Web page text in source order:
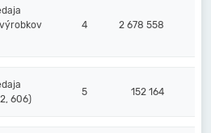
4 2 678 558
606)
5 152 164